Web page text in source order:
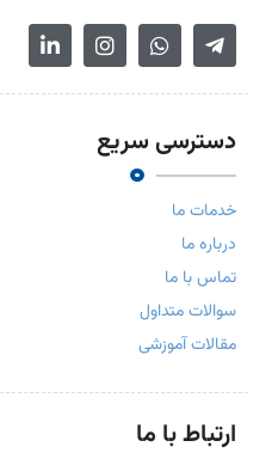
دسترسی سریع
خدمات ما
درباره ما
تماس با ما
سوالات متداول
مقالات آموزشی
ارتباط با ما